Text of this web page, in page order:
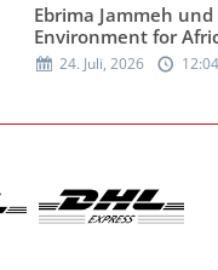
Ebrima Jammeh
Environment for
24. Juli, 2026 12:04